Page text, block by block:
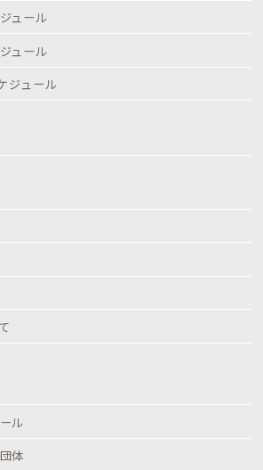
ュール
ュール
ジュール
ル
体